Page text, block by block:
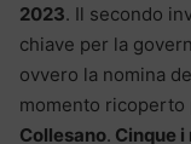
2023. Il secondo
chiave per la
ovvero la nomina
momento
Collesano. Cinque